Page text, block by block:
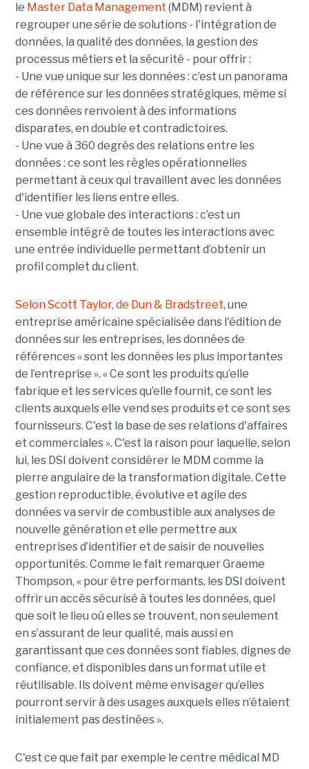
le Master Data Management (MDM) revient à
regrouper une série de solutions - l'intégration de
données, la qualité des données, la gestion des
processus métiers et la sécurité - pour offrir :
- Une vue unique sur les données : c’est un panorama
de référence sur les données stratégiques, même si
ces données renvoient à des informations
disparates, en double et contradictoires.
- Une vue à 360 degrés des relations entre les
données : ce sont les règles opérationnelles
permettant à ceux qui travaillent avec les données
d'identifier les liens entre elles.
- Une vue globale des interactions : c’est un
ensemble intégré de toutes les interactions avec
une entrée individuelle permettant d’obtenir un
profil complet du client.
Selon Scott Taylor, de Dun & Bradstreet, une
entreprise américaine spécialisée dans l'édition de
données sur les entreprises, les données de
références « sont les données les plus importantes
de l’entreprise ». « Ce sont les produits qu’elle
fabrique et les services qu’elle fournit, ce sont les
clients auxquels elle vend ses produits et ce sont ses
fournisseurs. C'est la base de ses relations d'affaires
et commerciales ». C'est la raison pour laquelle, selon
lui, les DSI doivent considérer le MDM comme la
pierre angulaire de la transformation digitale. Cette
gestion reproductible, évolutive et agile des
données va servir de combustible aux analyses de
nouvelle génération et elle permettre aux
entreprises d’identifier et de saisir de nouvelles
opportunités. Comme le fait remarquer Graeme
Thompson, « pour être performants, les DSI doivent
offrir un accès sécurisé à toutes les données, quel
que soit le lieu où elles se trouvent, non seulement
en s’assurant de leur qualité, mais aussi en
garantissant que ces données sont fiables, dignes de
confiance, et disponibles dans un format utile et
réutilisable. Ils doivent même envisager qu’elles
pourront servir à des usages auxquels elles n’étaient
initialement pas destinées ».
C'est ce que fait par exemple le centre médical MD